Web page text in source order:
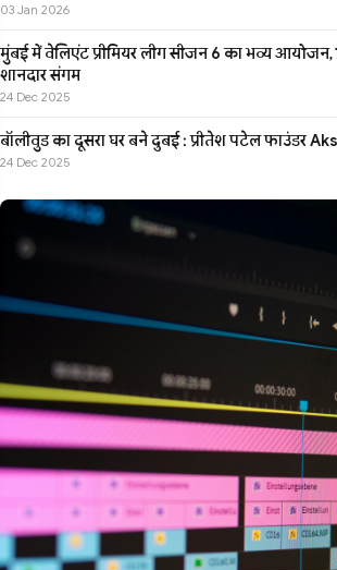
03 Jan 2026
मुंबई में वेलिएंट प्रीमियर लीग सीजन 6 का भव्य आयोजन,
शानदार संगम
24 Dec 2025
बॉलीवुड का दूसरा घर बने दुबई : प्रीतेश पटेल फाउंडर
24 Dec 2025